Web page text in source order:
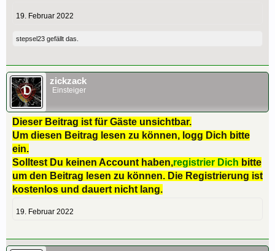
19. Februar 2022
stepsel23 gefällt das.
zickzack
Einsteiger
Dieser Beitrag ist für Gäste unsichtbar.
Um diesen Beitrag lesen zu können, logg Dich bitte
ein.
Solltest Du keinen Account haben,registrier Dich bitte
um den Beitrag lesen zu können. Die Registrierung ist
kostenlos und dauert nicht lang.
19. Februar 2022